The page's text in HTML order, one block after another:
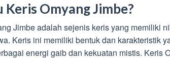
Keris Omyang Jimbe?
Jimbe adalah sejenis keris yang memiliki
Keris ini memiliki bentuk dan karakteristik
energi gaib dan kekuatan mistis. Keris